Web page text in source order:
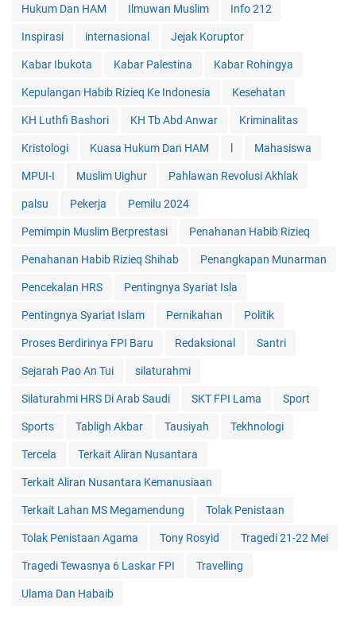
Hukum Dan HAM Ilmuwan Muslim Info 212
Inspirasi internasional Jejak Koruptor
Kabar Ibukota Kabar Palestina Kabar Rohingya
Kepulangan Habib Rizieq Ke Indonesia Kesehatan
KH Luthfi Bashori KH Tb Abd Anwar Kriminalitas
Kristologi Kuasa Hukum Dan HAM Mahasiswa
MPUI-I Muslim Uighur Pahlawan Revolusi Akhlak
palsu Pekerja Pemilu 2024
Pemimpin Muslim Berprestasi Penahanan Habib Rizieq
Penahanan Habib Rizieq Shihab Penangkapan Munarman
Pencekalan HRS Pentingnya Syariat Isla
Pentingnya Syariat Islam Pernikahan Politik
Proses Berdirinya FPI Baru Redaksional Santri
Sejarah Pao An Tui silaturahmi
Silaturahmi HRS Di Arab Saudi SKT FPI Lama Sport
Sports Tabligh Akbar Tausiyah Tekhnologi
Tercela Terkait Aliran Nusantara
Terkait Aliran Nusantara Kemanusiaan
Terkait Lahan MS Megamendung Tolak Penistaan
Tolak Penistaan Agama Tony Rosyid Tragedi 21-22 Mei
Tragedi Tewasnya 6 Laskar FPI Travelling
Ulama Dan Habaib